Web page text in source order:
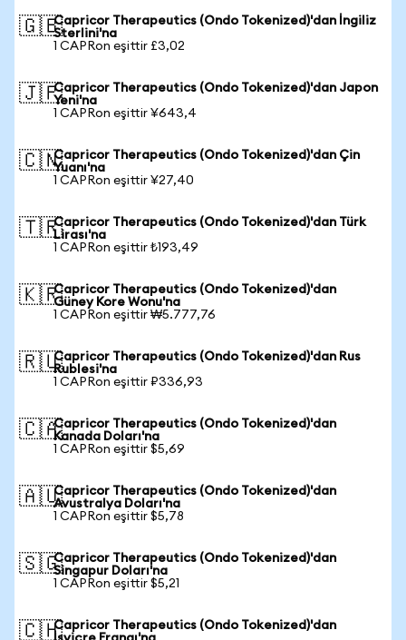
🇬🇧Capricor Therapeutics (Ondo Tokenized)'dan İngiliz
Sterlini'na
1 CAPRon eşittir £3,02
🇯🇵Capricor Therapeutics (Ondo Tokenized)'dan Japon
Yeni'na
1 CAPRon eşittir ¥643,4
🇨🇳Capricor Therapeutics (Ondo Tokenized)'dan Çin
Yuanı'na
1 CAPRon eşittir ¥27,40
🇹🇷Capricor Therapeutics (Ondo Tokenized)'dan Türk
Lirası'na
1 CAPRon eşittir ₺193,49
🇰🇷Capricor Therapeutics (Ondo Tokenized)'dan
Güney Kore Wonu'na
1 CAPRon eşittir ₩5.777,76
🇷🇺Capricor Therapeutics (Ondo Tokenized)'dan Rus
Rublesi'na
1 CAPRon eşittir ₽336,93
🇨🇦Capricor Therapeutics (Ondo Tokenized)'dan
Kanada Doları'na
1 CAPRon eşittir $5,69
🇦🇺Capricor Therapeutics (Ondo Tokenized)'dan
Avustralya Doları'na
1 CAPRon eşittir $5,78
🇸🇬Capricor Therapeutics (Ondo Tokenized)'dan
Singapur Doları'na
1 CAPRon eşittir $5,21
🇨🇭Capricor Therapeutics (Ondo Tokenized)'dan